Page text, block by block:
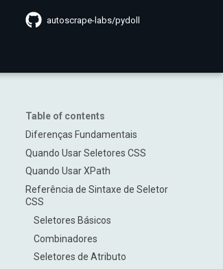
autoscrape-labs/pydoll
Table of contents
Diferenças Fundamentais
Quando Usar Seletores CSS
Quando Usar XPath
Referência de Sintaxe de Seletor
CSS
Seletores Básicos
Combinadores
Seletores de Atributo